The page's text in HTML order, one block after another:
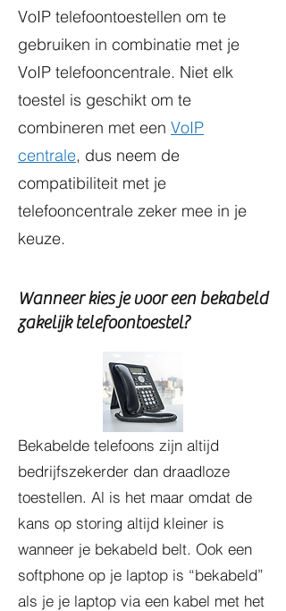
VoIP telefoontoestellen om te
gebruiken in combinatie met je
VoIP telefooncentrale. Niet elk
toestel is geschikt om te
combineren met een VoIP
centrale, dus neem de
compatibiliteit met je
telefooncentrale zeker mee in je
keuze.
Wanneer kies je voor een bekabeld
zakelijk telefoontoestel?
Bekabelde telefoons zijn altijd
bedrijfszekerder dan draadloze
toestellen. Al is het maar omdat de
kans op storing altijd kleiner is
wanneer je bekabeld belt. Ook een
softphone op je laptop is “bekabeld”
als je je laptop via een kabel met het